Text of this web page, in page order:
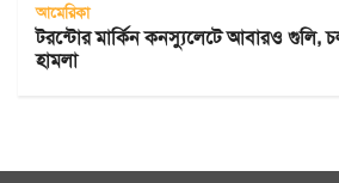
আমেরিকা
টরন্টোর মার্কিন কনস্যুলেটে আবারও গুলি,
হামলা